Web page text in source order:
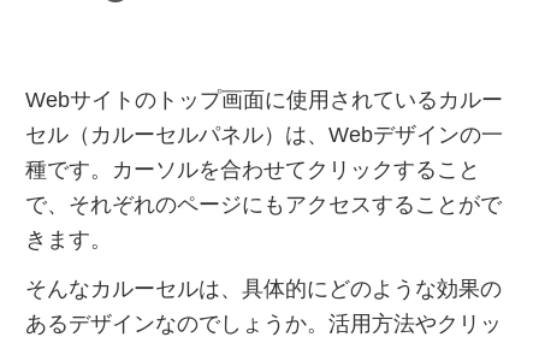
Webサイトのトップ画面に使用されているカルー
セル（カルーセルパネル）は、Webデザインの一
種です。カーソルを合わせてクリックすること
で、それぞれのページにもアクセスすることがで
きます。
そんなカルーセルは、具体的にどのような効果の
あるデザインなのでしょうか。活用方法やクリッ